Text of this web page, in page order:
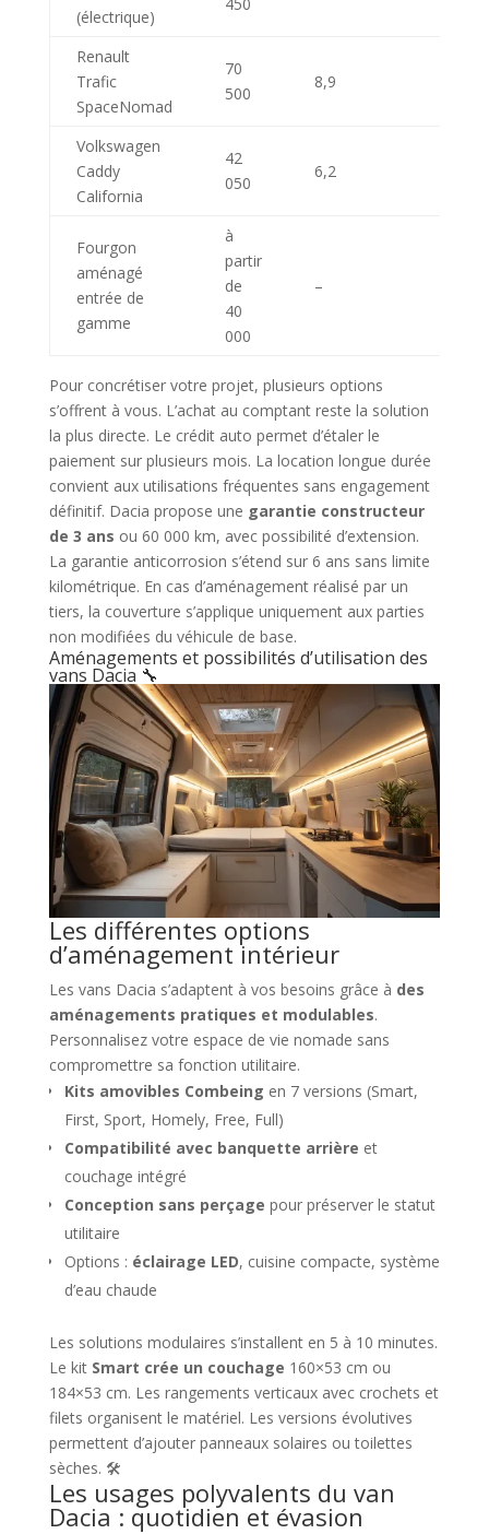
(électrique)
Renault
Trafic
SpaceNomad
70
500
8,9
Volkswagen
Caddy
California
42
050
6,2
Fourgon
aménagé
entrée de
gamme
à
partir
de
40
000
–
Pour concrétiser votre projet, plusieurs options
s’offrent à vous. L’achat au comptant reste la solution
la plus directe. Le crédit auto permet d’étaler le
paiement sur plusieurs mois. La location longue durée
convient aux utilisations fréquentes sans engagement
définitif. Dacia propose une garantie constructeur
de 3 ans ou 60 000 km, avec possibilité d’extension.
La garantie anticorrosion s’étend sur 6 ans sans limite
kilométrique. En cas d’aménagement réalisé par un
tiers, la couverture s’applique uniquement aux parties
non modifiées du véhicule de base.
Aménagements et possibilités d’utilisation des
vans Dacia 🔧
Les différentes options
d’aménagement intérieur
Les vans Dacia s’adaptent à vos besoins grâce à des
aménagements pratiques et modulables.
Personnalisez votre espace de vie nomade sans
compromettre sa fonction utilitaire.
Kits amovibles Combeing en 7 versions (Smart,
First, Sport, Homely, Free, Full)
Compatibilité avec banquette arrière et
couchage intégré
Conception sans perçage pour préserver le statut
utilitaire
Options : éclairage LED, cuisine compacte, système
d’eau chaude
Les solutions modulaires s’installent en 5 à 10 minutes.
Le kit Smart crée un couchage 160×53 cm ou
184×53 cm. Les rangements verticaux avec crochets et
filets organisent le matériel. Les versions évolutives
permettent d’ajouter panneaux solaires ou toilettes
sèches. 🛠️
Les usages polyvalents du van
Dacia : quotidien et évasion